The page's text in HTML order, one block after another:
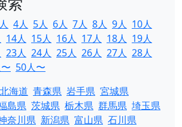
4人 5人 6人 7人 8人 9人 10人
14人 15人 16人 17人 18人 19人
23人 24人 25人 26人 27人 28人
50人〜
北海道 青森県 岩手県 宮城県
島県 茨城県 栃木県 群馬県 埼玉県
奈川県 新潟県 富山県 石川県